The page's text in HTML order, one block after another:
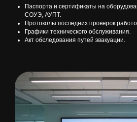
Паспорта и сертификаты на
СОУЭ, АУПТ.
Протоколы последних проверок
Графики технического обслуживания.
Акт обследования путей эвакуации.